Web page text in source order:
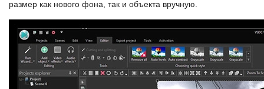
размер как нового фона, так и объекта вручную.